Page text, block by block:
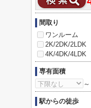
間取り
ワンルーム
2K/2DK/2LDK
4K/4DK/4LDK
専有面積
～
駅からの徒歩